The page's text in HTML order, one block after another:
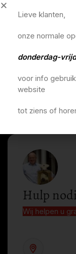
Hulp
Wij helpen u
Lieve klanten,
onze normale
donderdag-
voor info
website
tot ziens of